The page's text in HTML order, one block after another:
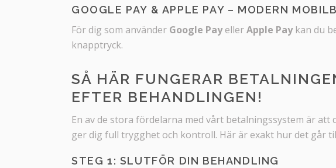
GOOGLE PAY & APPLE PAY – MODERN
För dig som använder Google PayellerApple Paykan du
knapptryck.
SÅ HÄR FUNGERAR
EFTER BEHANDLINGEN!
En av de stora fördelarna med vårt betalningssystem är att
ger dig full trygghet och kontroll. Här är exakt hur det går
STEG 1: SLUTFÖR DIN BEHANDLING